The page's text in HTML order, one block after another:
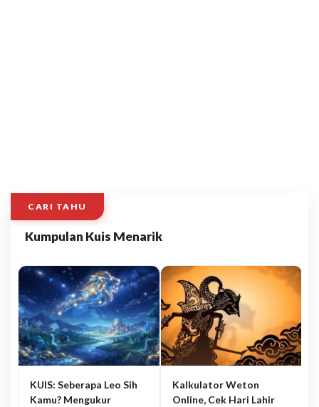
CARI TAHU
Kumpulan Kuis Menarik
KUIS: Seberapa Leo Sih
Kamu? Mengukur
Kalkulator Weton
Online, Cek Hari Lahir